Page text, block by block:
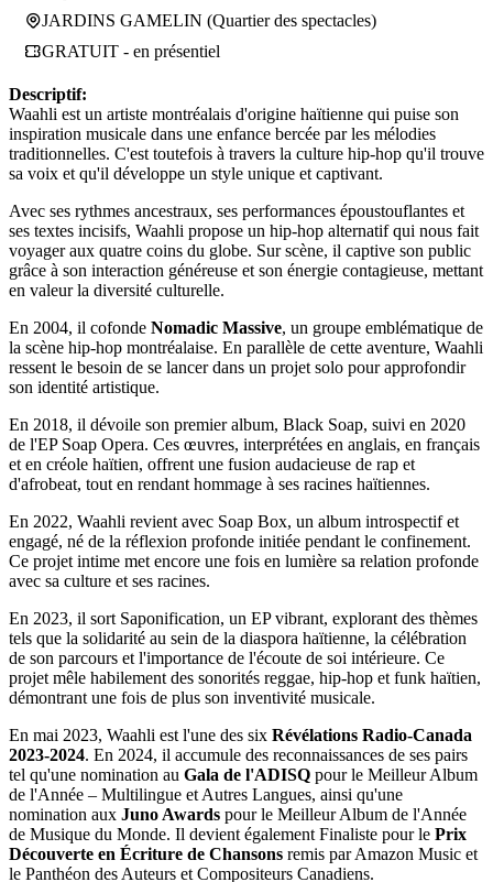
JARDINS GAMELIN (Quartier des spectacles)
GRATUIT - en présentiel
Descriptif:
Waahli est un artiste montréalais d'origine haïtienne qui puise son
inspiration musicale dans une enfance bercée par les mélodies
traditionnelles. C'est toutefois à travers la culture hip-hop qu'il trouve
sa voix et qu'il développe un style unique et captivant.
Avec ses rythmes ancestraux, ses performances époustouflantes et
ses textes incisifs, Waahli propose un hip-hop alternatif qui nous fait
voyager aux quatre coins du globe. Sur scène, il captive son public
grâce à son interaction généreuse et son énergie contagieuse, mettant
en valeur la diversité culturelle.
En 2004, il cofonde Nomadic Massive, un groupe emblématique de
la scène hip-hop montréalaise. En parallèle de cette aventure, Waahli
ressent le besoin de se lancer dans un projet solo pour approfondir
son identité artistique.
En 2018, il dévoile son premier album, Black Soap, suivi en 2020
de l'EP Soap Opera. Ces œuvres, interprétées en anglais, en français
et en créole haïtien, offrent une fusion audacieuse de rap et
d'afrobeat, tout en rendant hommage à ses racines haïtiennes.
En 2022, Waahli revient avec Soap Box, un album introspectif et
engagé, né de la réflexion profonde initiée pendant le confinement.
Ce projet intime met encore une fois en lumière sa relation profonde
avec sa culture et ses racines.
En 2023, il sort Saponification, un EP vibrant, explorant des thèmes
tels que la solidarité au sein de la diaspora haïtienne, la célébration
de son parcours et l'importance de l'écoute de soi intérieure. Ce
projet mêle habilement des sonorités reggae, hip-hop et funk haïtien,
démontrant une fois de plus son inventivité musicale.
En mai 2023, Waahli est l'une des six Révélations Radio-Canada
2023-2024. En 2024, il accumule des reconnaissances de ses pairs
tel qu'une nomination au Gala de l'ADISQ pour le Meilleur Album
de l'Année – Multilingue et Autres Langues, ainsi qu'une
nomination aux Juno Awards pour le Meilleur Album de l'Année
de Musique du Monde. Il devient également Finaliste pour le Prix
Découverte en Écriture de Chansons remis par Amazon Music et
le Panthéon des Auteurs et Compositeurs Canadiens.